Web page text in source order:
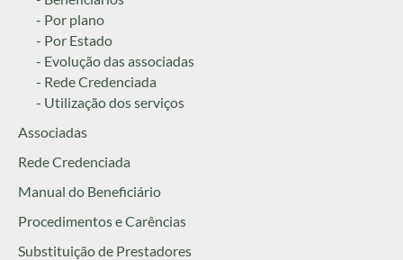
- Por plano
- Por Estado
- Evolução das associadas
- Rede Credenciada
- Utilização dos serviços
Associadas
Rede Credenciada
Manual do Beneficiário
Procedimentos e Carências
Substituição de Prestadores